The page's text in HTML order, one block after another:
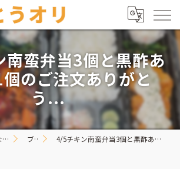
蛮弁当3個と黒酢あ
のご注文ありがと
う...
名古屋でお弁当ならおべんとうオリ ブログ 4/5チキン南蛮弁当3個と黒酢あん弁当1個のご注文ありがとう...